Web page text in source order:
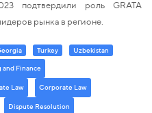
подтвердили роль GRATA
рынка в регионе.
Turkey
Uzbekistan
and Finance
Law Corporate Law
Dispute Resolution